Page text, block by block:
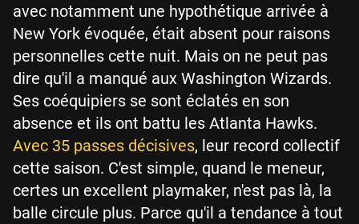
avec notamment une hypothétique arrivée à
New York évoquée, était absent pour raisons
personnelles cette nuit. Mais on ne peut pas
dire qu'il a manqué aux Washington Wizards.
Ses coéquipiers se sont éclatés en son
absence et ils ont battu les Atlanta Hawks.
Avec 35 passes décisives, leur record collectif
cette saison. C'est simple, quand le meneur,
certes un excellent playmaker, n'est pas là, la
balle circule plus. Parce qu'il a tendance à tout